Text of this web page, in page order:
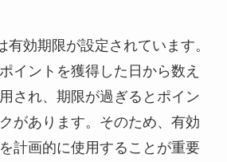
有効期限が設定されています。
イントを獲得した日から数え
され、期限が過ぎるとポイン
があります。そのため、有効
計画的に使用することが重要